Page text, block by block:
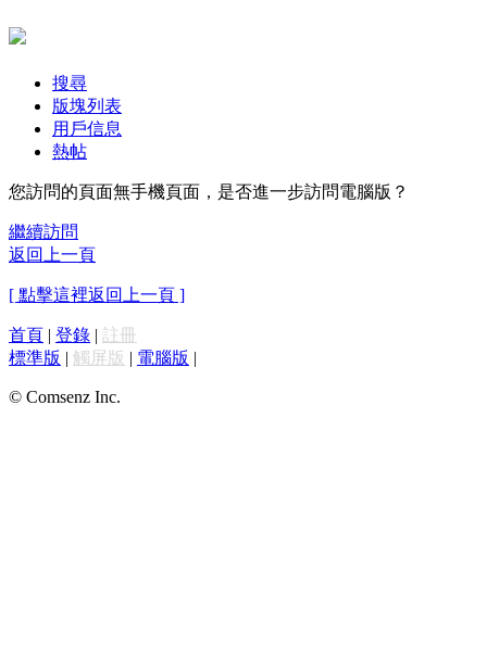
搜尋
版塊列表
用戶信息
熱帖
您訪問的頁面無手機頁面，是否進一步訪問電腦版？
繼續訪問
返回上一頁
[ 點擊這裡返回上一頁 ]
首頁 | 登錄 | 註冊
標準版 | 觸屏版 | 電腦版 |
© Comsenz Inc.